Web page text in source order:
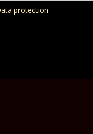
protection